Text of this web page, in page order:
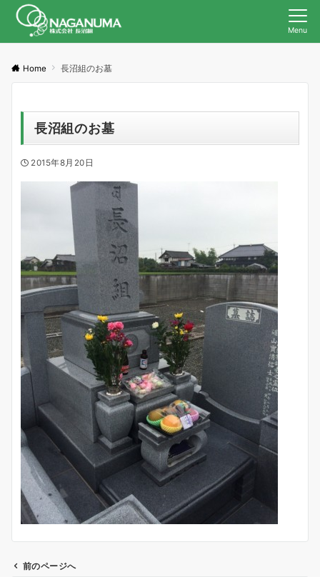
Menu
Home 長沼組のお墓
長沼組のお墓
2015年8月20日
前のページへ